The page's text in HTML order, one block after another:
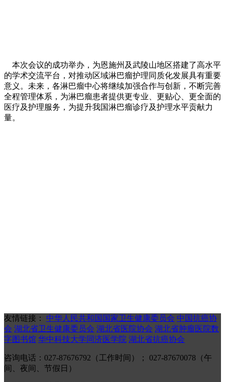
本次会议的成功举办，为恩施州及武陵山地区搭建了高水平
的学术交流平台，对推动区域淋巴瘤护理同质化发展具有重要
意义。未来，各淋巴瘤中心将继续加强合作与创新，不断完善
全程管理体系，为淋巴瘤患者提供更专业、更贴心、更全面的
医疗及护理服务，为提升我国淋巴瘤诊疗及护理水平贡献力
量。
友情链接： 中华人民共和国国家卫生健康委员会 中国抗癌协
会 湖北省卫生健康委员会 湖北省医院协会 湖北省肿瘤医院数
字图书馆 华中科技大学同济医学院 湖北省抗癌协会
咨询电话：027-87676792（工作时间）； 027-87670078（午
间、夜间、节假日）